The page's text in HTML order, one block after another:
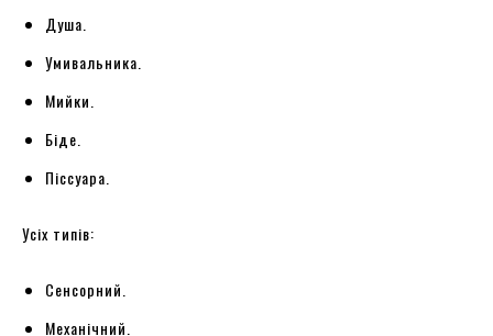
Душа.
Умивальника.
Мийки.
Біде.
Піссуара.
Усіх типів:
Сенсорний.
Механічний.